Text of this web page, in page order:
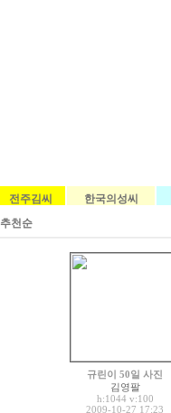
전주김씨
한국의성씨
추천순
규린이 50일 사진
김영팔
h:1044 v:100
2009-10-27 17:23